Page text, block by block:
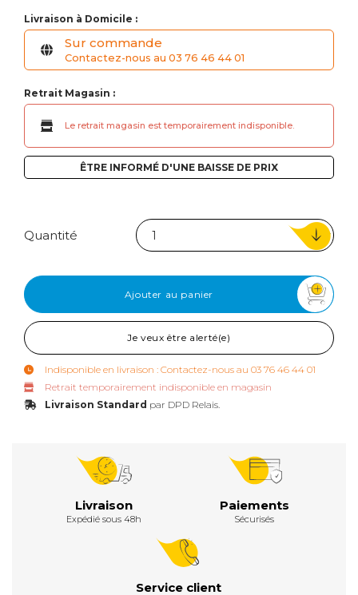
Livraison à Domicile :
Sur commande
Contactez-nous au 03 76 46 44 01
Retrait Magasin :
Le retrait magasin est temporairement indisponible.
ÊTRE INFORMÉ D'UNE BAISSE DE PRIX
Quantité
Ajouter au panier
Je veux être alerté(e)
Indisponible en livraison : Contactez-nous au 03 76 46 44 01
Retrait temporairement indisponible en magasin
Livraison Standard par DPD Relais.
Livraison
Expédié sous 48h
Paiements
Sécurisés
Service client